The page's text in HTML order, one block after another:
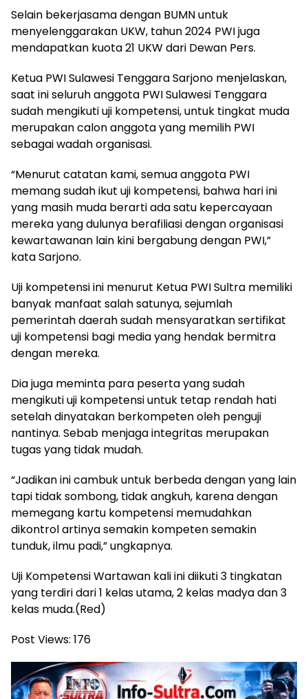
Selain bekerjasama dengan BUMN untuk
menyelenggarakan UKW, tahun 2024 PWI juga
mendapatkan kuota 21 UKW dari Dewan Pers.
Ketua PWI Sulawesi Tenggara Sarjono menjelaskan,
saat ini seluruh anggota PWI Sulawesi Tenggara
sudah mengikuti uji kompetensi, untuk tingkat muda
merupakan calon anggota yang memilih PWI
sebagai wadah organisasi.
“Menurut catatan kami, semua anggota PWI
memang sudah ikut uji kompetensi, bahwa hari ini
yang masih muda berarti ada satu kepercayaan
mereka yang dulunya berafiliasi dengan organisasi
kewartawanan lain kini bergabung dengan PWI,”
kata Sarjono.
Uji kompetensi ini menurut Ketua PWI Sultra memiliki
banyak manfaat salah satunya, sejumlah
pemerintah daerah sudah mensyaratkan sertifikat
uji kompetensi bagi media yang hendak bermitra
dengan mereka.
Dia juga meminta para peserta yang sudah
mengikuti uji kompetensi untuk tetap rendah hati
setelah dinyatakan berkompeten oleh penguji
nantinya. Sebab menjaga integritas merupakan
tugas yang tidak mudah.
“Jadikan ini cambuk untuk berbeda dengan yang lain
tapi tidak sombong, tidak angkuh, karena dengan
memegang kartu kompetensi memudahkan
dikontrol artinya semakin kompeten semakin
tunduk, ilmu padi,” ungkapnya.
Uji Kompetensi Wartawan kali ini diikuti 3 tingkatan
yang terdiri dari 1 kelas utama, 2 kelas madya dan 3
kelas muda.(Red)
Post Views: 176